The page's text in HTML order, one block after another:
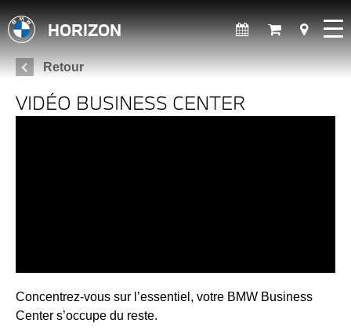
HORIZON
Retour
VIDÉO BUSINESS CENTER
Concentrez-vous sur l’essentiel, votre BMW Business
Center s’occupe du reste.